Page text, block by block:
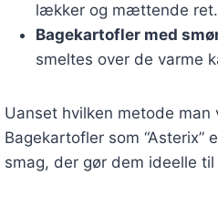
lækker og mættende ret.
Bagekartofler med
smeltes over de varme
Uanset hvilken metode
Bagekartofler som “Asterix”
smag, der gør dem ideelle